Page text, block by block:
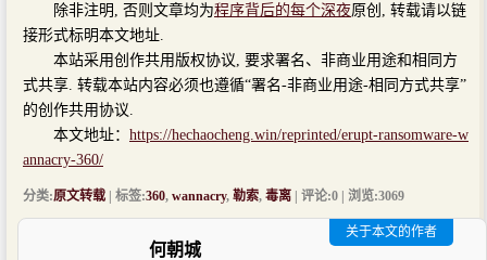
除非注明, 否则文章均为程序背后的每个深夜原创, 转载请以链
接形式标明本文地址.
本站采用创作共用版权协议, 要求署名、非商业用途和相同方
式共享. 转载本站内容必须也遵循“署名-非商业用途-相同方式共享”
的创作共用协议.
本文地址： https://hechaocheng.win/reprinted/erupt-ransomware-w
annacry-360/
分类:原文转载 | 标签:360, wannacry, 勒索, 毒离 | 评论:0 | 浏览:3069
何朝城
关于本文的作者